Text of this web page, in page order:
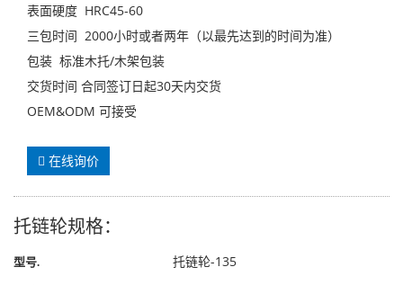
表面硬度 HRC45-60
三包时间 2000小时或者两年（以最先达到的时间为准）
包装 标准木托/木架包装
交货时间 合同签订日起30天内交货
OEM&ODM 可接受
在线询价
托链轮规格：
型号. 托链轮-135